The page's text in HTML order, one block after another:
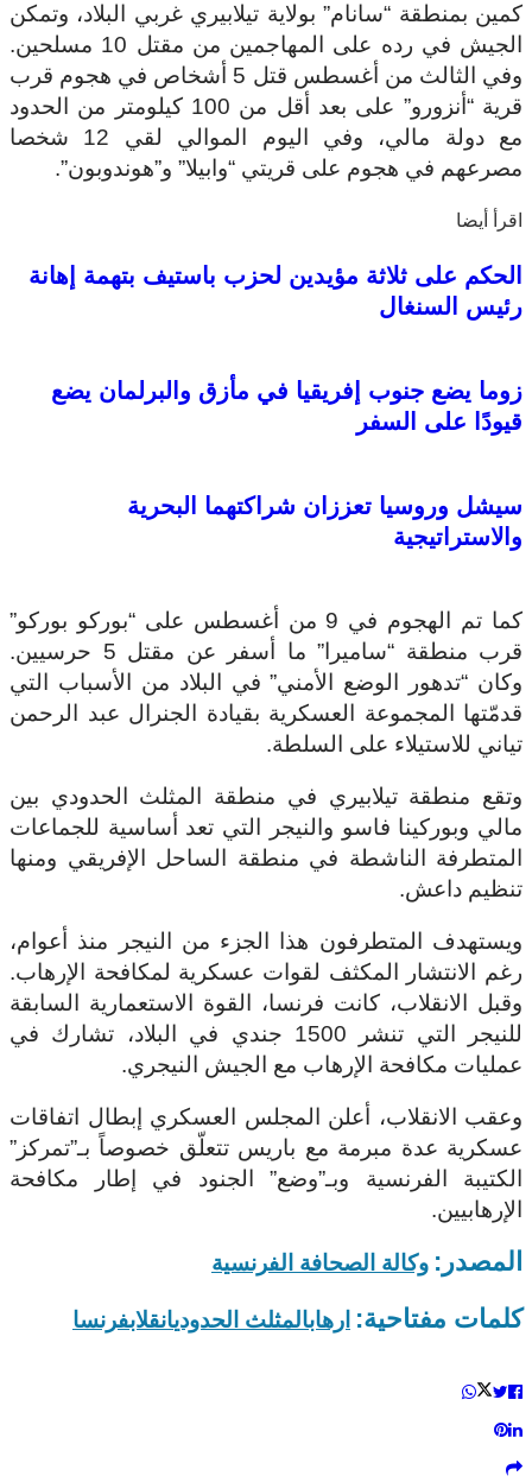
كمين بمنطقة “سانام” بولاية تيلابيري غربي البلاد، وتمكن
الجيش في رده على المهاجمين من مقتل 10 مسلحين.
وفي الثالث من أغسطس قتل 5 أشخاص في هجوم قرب
قرية “أنزورو” على بعد أقل من 100 كيلومتر من الحدود
مع دولة مالي، وفي اليوم الموالي لقي 12 شخصا
مصرعهم في هجوم على قريتي “وابيلا” و”هوندوبون”.
اقرأ أيضا
الحكم على ثلاثة مؤيدين لحزب باستيف بتهمة إهانة
رئيس السنغال
زوما يضع جنوب إفريقيا في مأزق والبرلمان يضع
قيودًا على السفر
سيشل وروسيا تعززان شراكتهما البحرية
والاستراتيجية
كما تم الهجوم في 9 من أغسطس على “بوركو بوركو”
قرب منطقة “ساميرا” ما أسفر عن مقتل 5 حرسيين.
وكان “تدهور الوضع الأمني” في البلاد من الأسباب التي
قدمّتها المجموعة العسكرية بقيادة الجنرال عبد الرحمن
تياني للاستيلاء على السلطة.
وتقع منطقة تيلابيري في منطقة المثلث الحدودي بين
مالي وبوركينا فاسو والنيجر التي تعد أساسية للجماعات
المتطرفة الناشطة في منطقة الساحل الإفريقي ومنها
تنظيم داعش.
ويستهدف المتطرفون هذا الجزء من النيجر منذ أعوام،
رغم الانتشار المكثف لقوات عسكرية لمكافحة الإرهاب.
وقبل الانقلاب، كانت فرنسا، القوة الاستعمارية السابقة
للنيجر التي تنشر 1500 جندي في البلاد، تشارك في
عمليات مكافحة الإرهاب مع الجيش النيجري.
وعقب الانقلاب، أعلن المجلس العسكري إبطال اتفاقات
عسكرية عدة مبرمة مع باريس تتعلّق خصوصاً بـ”تمركز”
الكتيبة الفرنسية وبـ”وضع” الجنود في إطار مكافحة
الإرهابيين.
المصدر: وكالة الصحافة الفرنسية
كلمات مفتاحية: ارهابالمثلث الحدوديانقلابفرنسا